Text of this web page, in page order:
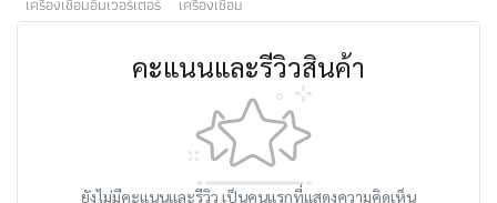
คะแนนและรีวิวสินค้า
ยังไม่มีคะแนนและรีวิว เป็นคนแรกที่แสดงความคิดเห็น